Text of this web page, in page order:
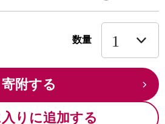
数量
寄附する
りに追加する